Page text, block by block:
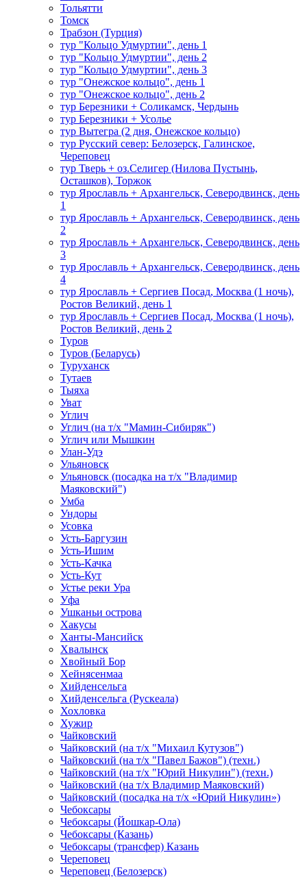
Тольятти
Томск
Трабзон (Турция)
тур "Кольцо Удмуртии", день 1
тур "Кольцо Удмуртии", день 2
тур "Кольцо Удмуртии", день 3
тур "Онежское кольцо", день 1
тур "Онежское кольцо", день 2
тур Березники + Соликамск, Чердынь
тур Березники + Усолье
тур Вытегра (2 дня, Онежское кольцо)
тур Русский север: Белозерск, Галинское,
Череповец
тур Тверь + оз.Селигер (Нилова Пустынь,
Осташков), Торжок
тур Ярославль + Архангельск, Северодвинск, день
1
тур Ярославль + Архангельск, Северодвинск, день
2
тур Ярославль + Архангельск, Северодвинск, день
3
тур Ярославль + Архангельск, Северодвинск, день
4
тур Ярославль + Сергиев Посад, Москва (1 ночь),
Ростов Великий, день 1
тур Ярославль + Сергиев Посад, Москва (1 ночь),
Ростов Великий, день 2
Туров
Туров (Беларусь)
Туруханск
Тутаев
Тыяха
Уват
Углич
Углич (на т/х "Мамин-Сибиряк")
Углич или Мышкин
Улан-Удэ
Ульяновск
Ульяновск (посадка на т/х "Владимир
Маяковский")
Умба
Ундоры
Усовка
Усть-Баргузин
Усть-Ишим
Усть-Качка
Усть-Кут
Устье реки Ура
Уфа
Ушканьи острова
Хакусы
Ханты-Мансийск
Хвалынск
Хвойный Бор
Хейнясенмаа
Хийденсельга
Хийденсельга (Рускеала)
Хохловка
Хужир
Чайковский
Чайковский (на т/х "Михаил Кутузов")
Чайковский (на т/х "Павел Бажов") (техн.)
Чайковский (на т/х "Юрий Никулин") (техн.)
Чайковский (на т/х Владимир Маяковский)
Чайковский (посадка на т/х «Юрий Никулин»)
Чебоксары
Чебоксары (Йошкар-Ола)
Чебоксары (Казань)
Чебоксары (трансфер) Казань
Череповец
Череповец (Белозерск)